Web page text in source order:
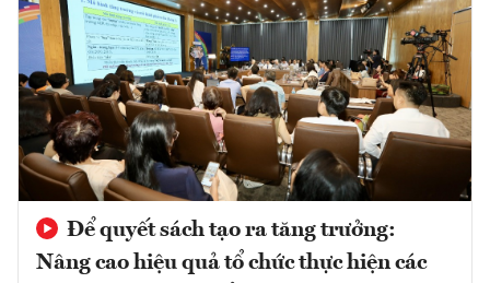
Để quyết sách tạo ra tăng trưởng:
Nâng cao hiệu quả tổ chức thực hiện các